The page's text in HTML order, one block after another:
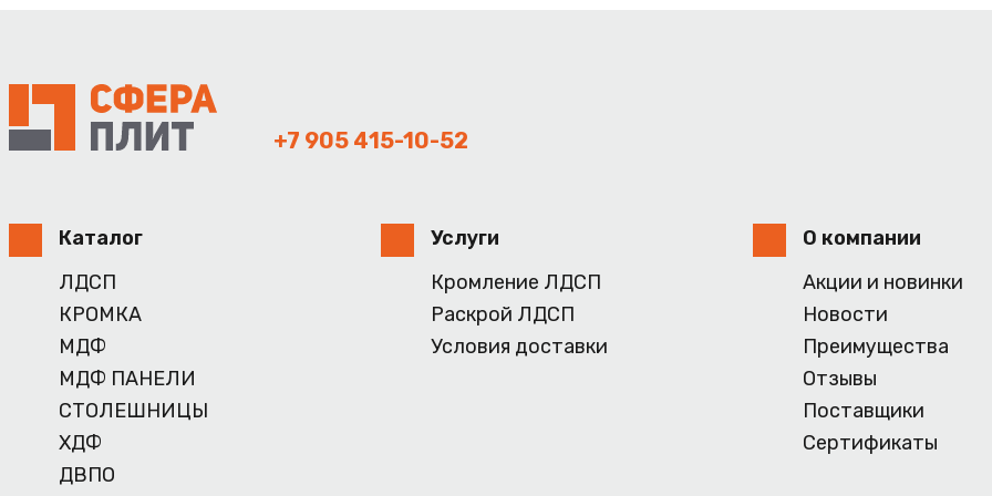
+7 905 415-10-52
Каталог
ЛДСП
КРОМКА
МДФ
МДФ ПАНЕЛИ
СТОЛЕШНИЦЫ
ХДФ
ДВПО
Услуги
Кромление ЛДСП
Раскрой ЛДСП
Условия доставки
О компании
Акции и новинки
Новости
Преимущества
Отзывы
Поставщики
Сертификаты